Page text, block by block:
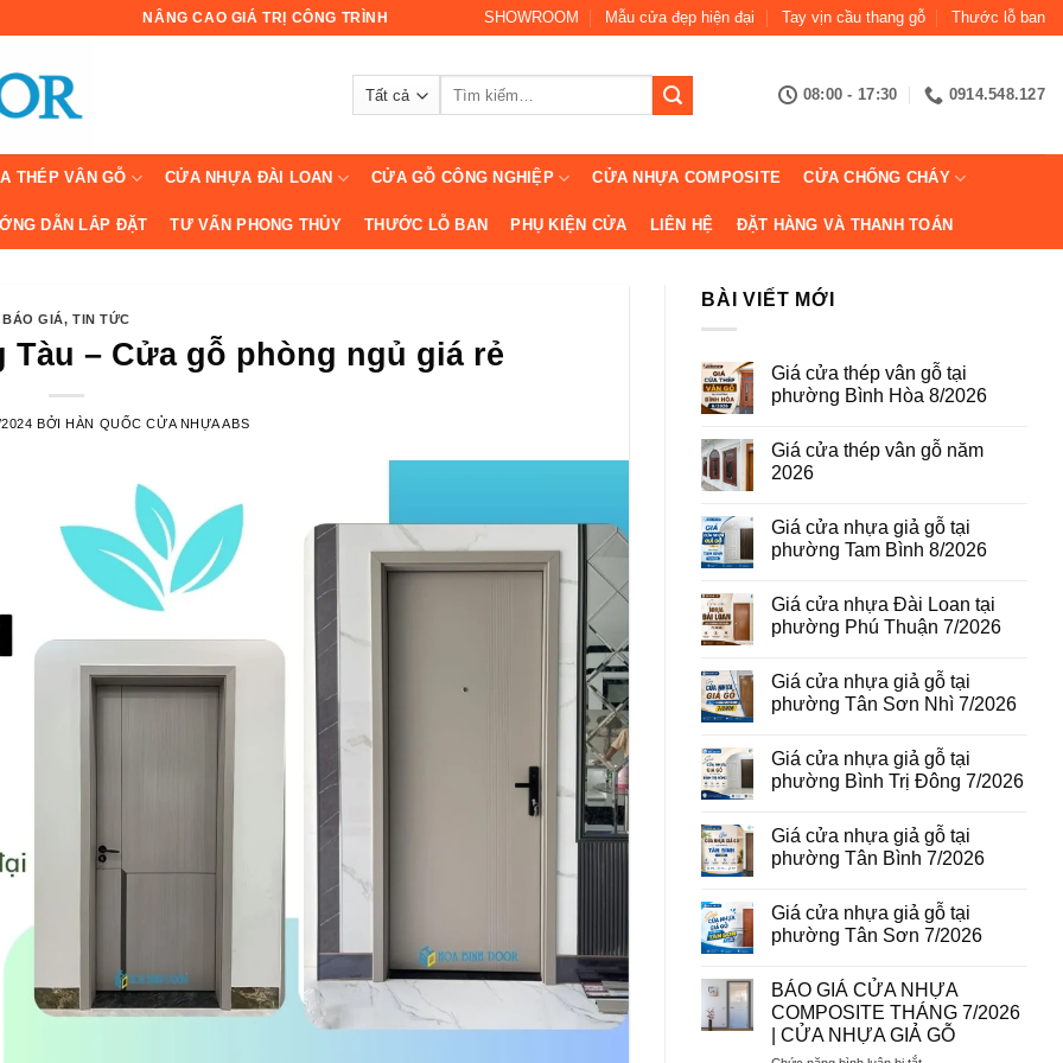
NÂNG CAO GIÁ TRỊ CÔNG TRÌNH SHOWROOM Mẫu cửa đẹp hiện đại Tay vịn cầu thang gỗ Thước lỗ ban
08:00 - 17:30 0914.548.127
THÉP VÂN GỖ CỬA NHỰA ĐÀI LOAN CỬA GỖ CÔNG NGHIỆP CỬA NHỰA COMPOSITE CỬA CHỐNG CHÁY
DẪN LẮP ĐẶT TƯ VẤN PHONG THỦY THƯỚC LỖ BAN PHỤ KIỆN CỬA LIÊN HỆ ĐẶT HÀNG VÀ THANH TOÁN
BÁO GIÁ,TIN TỨC
Tàu – Cửa gỗ phòng ngủ giá rẻ
BỞIHÀN QUỐC CỬA NHỰA ABS
BÀI VIẾT MỚI
Giá cửa thép vân gỗ tại
phường Bình Hòa 8/2026
bình
luận
ở
thép
vân
gỗ
Bình
Hòa
8/2026
Giá cửa thép vân gỗ năm
2026
bình
luận
ở
thép
vân
gỗ
Giá cửa nhựa giả gỗ tại
phường Tam Bình 8/2026
bình
luận
ở
nhựa
giả
gỗ
Tam
Bình
8/2026
Giá cửa nhựa Đài Loan tại
phường Phú Thuận 7/2026
bình
luận
ở
nhựa
Đài
Loan
Phú
Thuận
7/2026
Giá cửa nhựa giả gỗ tại
phường Tân Sơn Nhì 7/2026
bình
luận
ở
nhựa
giả
gỗ
Tân
Sơn
Nhì
Giá cửa nhựa giả gỗ tại
phường Bình Trị Đông 7/2026
bình
luận
ở
nhựa
giả
gỗ
Bình
Trị
Đông
7/2026
Giá cửa nhựa giả gỗ tại
phường Tân Bình 7/2026
bình
luận
ở
nhựa
giả
gỗ
tại
Giá cửa nhựa giả gỗ tại
phường Tân Sơn 7/2026
bình
luận
ở
Giá
BÁO GIÁ CỬA NHỰA
COMPOSITE THÁNG 7/2026
| CỬA NHỰA GIẢ GỖ